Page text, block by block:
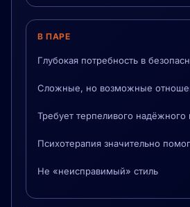
В ПАРЕ
Глубокая потребность в
Сложные, но возможные
Требует терпеливого надёжного
Психотерапия значительно
Не «неисправимый» стиль